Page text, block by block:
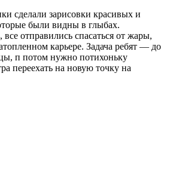
сделали зарисовки красивых и
были видны в глыбах.
отправились спасаться от жары,
карьере. Задача ребят — до
п потом нужно потихоньку
переехать на новую точку на